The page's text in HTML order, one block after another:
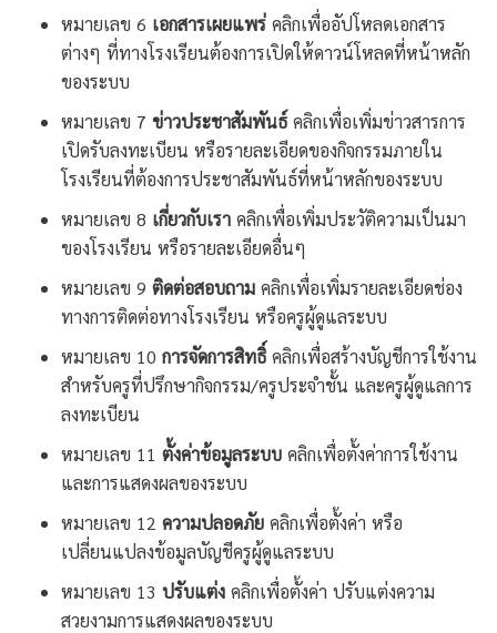
หมายเลข 6 เอกสารเผยแพร่ คลิกเพื่ออัปโหลดเอกสาร
ต่างๆ ที่ทางโรงเรียนต้องการเปิดให้ดาวน์โหลดที่หน้าหลัก
ของระบบ
หมายเลข 7 ข่าวประชาสัมพันธ์คลิกเพื่อเพิ่มข่าวสารการ
เปิดรับลงทะเบียน หรือรายละเอียดของกิจกรรมภายใน
โรงเรียนที่ต้องการประชาสัมพันธ์ที่หน้าหลักของระบบ
หมายเลข 8 เกี่ยวกับเรา คลิกเพื่อเพิ่มประวัติความเป็นมา
ของโรงเรียน หรือรายละเอียดอื่นๆ
หมายเลข 9 ติดต่อสอบถาม คลิกเพื่อเพิ่มรายละเอียดช่อง
ทางการติดต่อทางโรงเรียน หรือครูผู้ดูแลระบบ
หมายเลข 10 การจัดการสิทธิ์คลิกเพื่อสร้างบัญชีการใช้งาน
สำหรับครูที่ปรึกษากิจกรรม/ครูประจำชั้น และครูผู้ดูแลการ
ลงทะเบียน
หมายเลข 11 ตั้งค่าข้อมูลระบบ คลิกเพื่อตั้งค่าการใช้งาน
และการแสดงผลของระบบ
หมายเลข 12 ความปลอดภัย คลิกเพื่อตั้งค่า หรือ
เปลี่ยนแปลงข้อมูลบัญชีครูผู้ดูแลระบบ
หมายเลข 13 ปรับแต่ง คลิกเพื่อตั้งค่า ปรับแต่งความ
สวยงามการแสดงผลของระบบ